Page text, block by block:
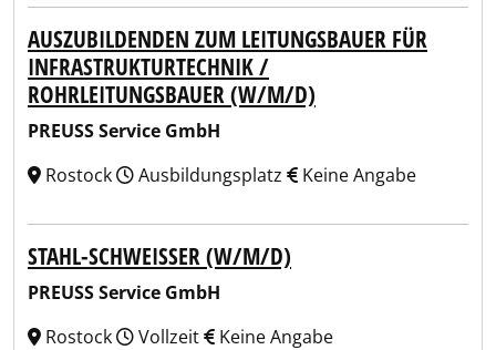
AUSZUBILDENDEN ZUM LEITUNGSBAUER FÜR
INFRASTRUKTURTECHNIK /
ROHRLEITUNGSBAUER (W/M/D)
PREUSS Service GmbH
Rostock
Ausbildungsplatz Keine Angabe
STAHL-SCHWEISSER (W/M/D)
PREUSS Service GmbH
Rostock
Vollzeit Keine Angabe